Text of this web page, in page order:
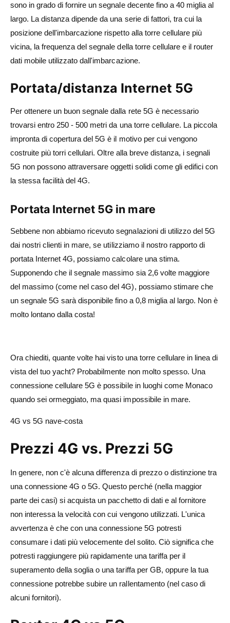
sono in grado di fornire un segnale decente fino a 40 miglia al
largo. La distanza dipende da una serie di fattori, tra cui la
posizione dell'imbarcazione rispetto alla torre cellulare più
vicina, la frequenza del segnale della torre cellulare e il router
dati mobile utilizzato dall'imbarcazione.
Portata/distanza Internet 5G
Per ottenere un buon segnale dalla rete 5G è necessario
trovarsi entro 250 - 500 metri da una torre cellulare. La piccola
impronta di copertura del 5G è il motivo per cui vengono
costruite più torri cellulari. Oltre alla breve distanza, i segnali
5G non possono attraversare oggetti solidi come gli edifici con
la stessa facilità del 4G.
Portata Internet 5G in mare
Sebbene non abbiamo ricevuto segnalazioni di utilizzo del 5G
dai nostri clienti in mare, se utilizziamo il nostro rapporto di
portata Internet 4G, possiamo calcolare una stima.
Supponendo che il segnale massimo sia 2,6 volte maggiore
del massimo (come nel caso del 4G), possiamo stimare che
un segnale 5G sarà disponibile fino a 0,8 miglia al largo. Non è
molto lontano dalla costa!
Ora chiediti, quante volte hai visto una torre cellulare in linea di
vista del tuo yacht? Probabilmente non molto spesso. Una
connessione cellulare 5G è possibile in luoghi come Monaco
quando sei ormeggiato, ma quasi impossibile in mare.
4G vs 5G nave-costa
Prezzi 4G vs. Prezzi 5G
In genere, non c'è alcuna differenza di prezzo o distinzione tra
una connessione 4G o 5G. Questo perché (nella maggior
parte dei casi) si acquista un pacchetto di dati e al fornitore
non interessa la velocità con cui vengono utilizzati. L'unica
avvertenza è che con una connessione 5G potresti
consumare i dati più velocemente del solito. Ciò significa che
potresti raggiungere più rapidamente una tariffa per il
superamento della soglia o una tariffa per GB, oppure la tua
connessione potrebbe subire un rallentamento (nel caso di
alcuni fornitori).